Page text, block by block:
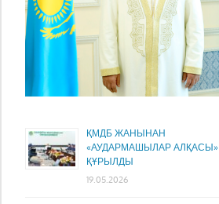
ҚМДБ ЖАНЫНАН
«АУДАРМАШЫЛАР АЛҚАСЫ»
ҚҰРЫЛДЫ
19.05.2026